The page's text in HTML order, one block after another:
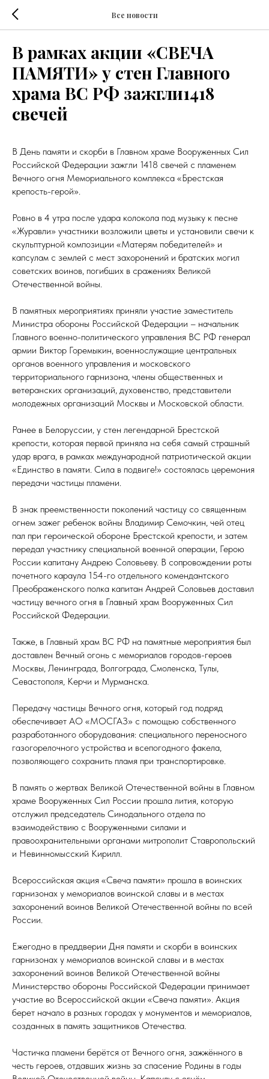
Все новости
В рамках акции «СВЕЧА
ПАМЯТИ» у стен Главного
храма ВС РФ зажгли1418
свечей
В День памяти и скорби в Главном храме Вооруженных Сил
Российской Федерации зажгли 1418 свечей с пламенем
Вечного огня Мемориального комплекса «Брестская
крепость-герой».
Ровно в 4 утра после удара колокола под музыку к песне
«Журавли» участники возложили цветы и установили свечи к
скульптурной композиции «Матерям победителей» и
капсулам с землей с мест захоронений и братских могил
советских воинов, погибших в сражениях Великой
Отечественной войны.
В памятных мероприятиях приняли участие заместитель
Министра обороны Российской Федерации – начальник
Главного военно-политического управления ВС РФ генерал
армии Виктор Горемыкин, военнослужащие центральных
органов военного управления и московского
территориального гарнизона, члены общественных и
ветеранских организаций, духовенство, представители
молодежных организаций Москвы и Московской области.
Ранее в Белоруссии, у стен легендарной Брестской
крепости, которая первой приняла на себя самый страшный
удар врага, в рамках международной патриотической акции
«Единство в памяти. Сила в подвиге!» состоялась церемония
передачи частицы пламени.
В знак преемственности поколений частицу со священным
огнем зажег ребенок войны Владимир Семочкин, чей отец
пал при героической обороне Брестской крепости, и затем
передал участнику специальной военной операции, Герою
России капитану Андрею Соловьеву. В сопровождении роты
почетного караула 154-го отдельного комендантского
Преображенского полка капитан Андрей Соловьев доставил
частицу вечного огня в Главный храм Вооруженных Сил
Российской Федерации.
Также, в Главный храм ВС РФ на памятные мероприятия был
доставлен Вечный огонь с мемориалов городов-героев
Москвы, Ленинграда, Волгограда, Смоленска, Тулы,
Севастополя, Керчи и Мурманска.
Передачу частицы Вечного огня, который год подряд
обеспечивает АО «МОСГАЗ» с помощью собственного
разработанного оборудования: специального переносного
газогорелочного устройства и всепогодного факела,
позволяющего сохранить пламя при транспортировке.
В память о жертвах Великой Отечественной войны в Главном
храме Вооруженных Сил России прошла лития, которую
отслужил председатель Синодального отдела по
взаимодействию с Вооруженными силами и
правоохранительными органами митрополит Ставропольский
и Невинномысский Кирилл.
Всероссийская акция «Свеча памяти» прошла в воинских
гарнизонах у мемориалов воинской славы и в местах
захоронений воинов Великой Отечественной войны по всей
России.
Ежегодно в преддверии Дня памяти и скорби в воинских
гарнизонах у мемориалов воинской славы и в местах
захоронений воинов Великой Отечественной войны
Министерство обороны Российской Федерации принимает
участие во Всероссийской акции «Свеча памяти». Акция
берет начало в разных городах у монументов и мемориалов,
созданных в память защитников Отечества.
Частичка пламени берётся от Вечного огня, зажжённого в
честь героев, отдавших жизнь за спасение Родины в годы